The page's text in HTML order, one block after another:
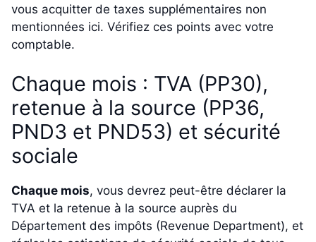
vous acquitter de taxes supplémentaires non
mentionnées ici. Vérifiez ces points avec votre
comptable.
Chaque mois : TVA (PP30),
retenue à la source (PP36,
PND3 et PND53) et sécurité
sociale
Chaque mois, vous devrez peut-être déclarer la
TVA et la retenue à la source auprès du
Département des impôts (Revenue Department), et